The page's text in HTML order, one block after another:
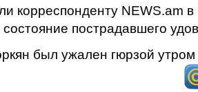
корреспонденту NEWS.am
пострадавшего
был ужален гюрзой